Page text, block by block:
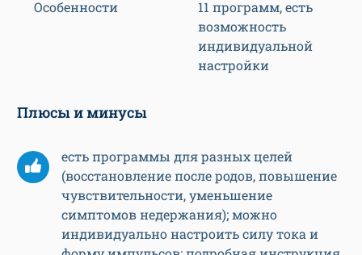
Особенности
11 программ, есть
возможность
индивидуальной
настройки
Плюсы и минусы
есть программы для разных целей
(восстановление после родов, повышение
чувствительности, уменьшение
симптомов недержания); можно
индивидуально настроить силу тока и